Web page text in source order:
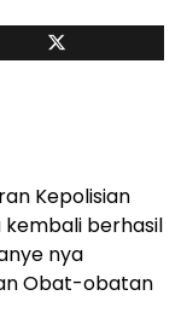
Kepolisian
kembali berhasil
nya
Obat-obatan